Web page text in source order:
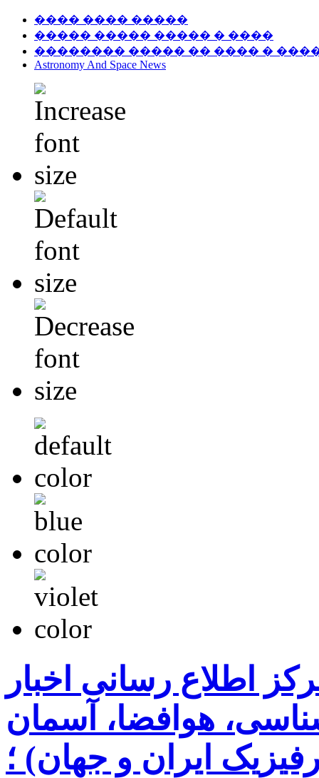
���� ���� �����
����� ����� ����� � ����
�������� ����� �� ���� �
Astronomy And Space News
اطلاع رسانی اخبار
هوافضا، آسمان
ایران و جهان) ؛